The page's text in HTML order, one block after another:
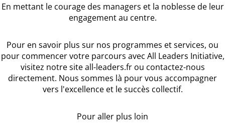
En mettant le courage des managers et la noblesse de leur
engagement au centre.
Pour en savoir plus sur nos programmes et services, ou
pour commencer votre parcours avec All Leaders Initiative,
visitez notre site all-leaders.fr ou contactez-nous
directement. Nous sommes là pour vous accompagner
vers l'excellence et le succès collectif.
Pour aller plus loin